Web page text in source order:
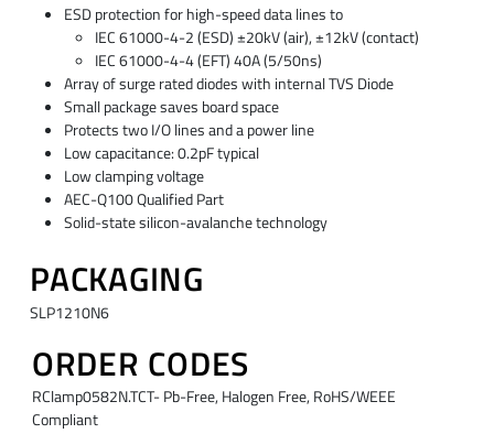
ESD protection for high-speed data lines to
IEC 61000-4-2 (ESD) ±20kV (air), ±12kV (contact)
IEC 61000-4-4 (EFT) 40A (5/50ns)
Array of surge rated diodes with internal TVS Diode
Small package saves board space
Protects two I/O lines and a power line
Low capacitance: 0.2pF typical
Low clamping voltage
AEC-Q100 Qualified Part
Solid-state silicon-avalanche technology
PACKAGING
SLP1210N6
ORDER CODES
RClamp0582N.TCT- Pb-Free, Halogen Free, RoHS/WEEE
Compliant